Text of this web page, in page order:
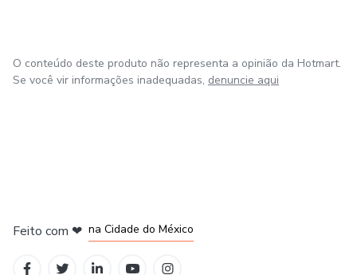
O conteúdo deste produto não representa a opinião da Hotmart.
Se você vir informações inadequadas, denuncie aqui
Feito com ❤ na Cidade do México